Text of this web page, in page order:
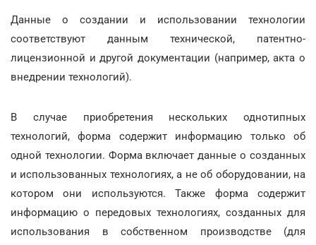
Данные о создании и использовании технологии
соответствуют данным технической, патентно-
лицензионной и другой документации (например, акта о
внедрении технологий).
В случае приобретения нескольких однотипных
технологий, форма содержит информацию только об
одной технологии. Форма включает данные о созданных
и использованных технологиях, а не об оборудовании, на
котором они используются. Также форма содержит
информацию о передовых технологиях, созданных для
использования в собственном производстве (для